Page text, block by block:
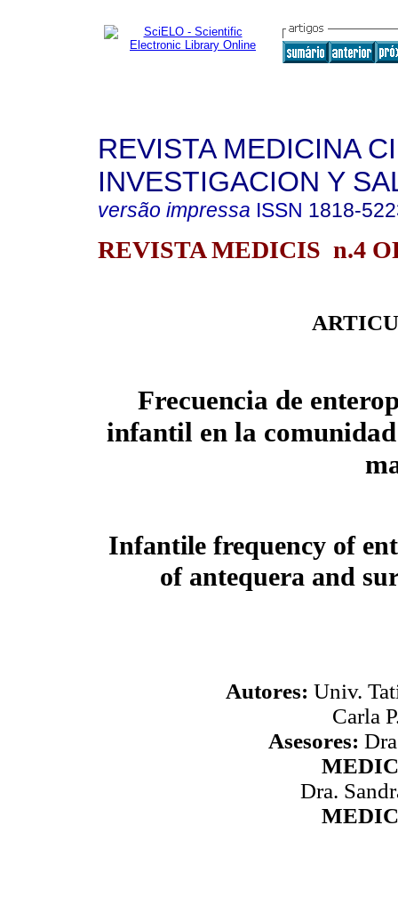
REVISTA MEDICINA
INVESTIGACION Y
versão impressa ISSN 1818-
REVISTA MEDICIS n.4
Frecuencia de
infantil en la
Infantile frequency of
of antequera and
Autores: Univ.
Carla
Asesores:
Dra.